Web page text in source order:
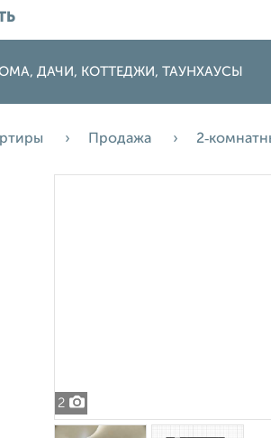
ДАЧИ, КОТТЕДЖИ, ТАУНХАУСЫ
Продажа
2